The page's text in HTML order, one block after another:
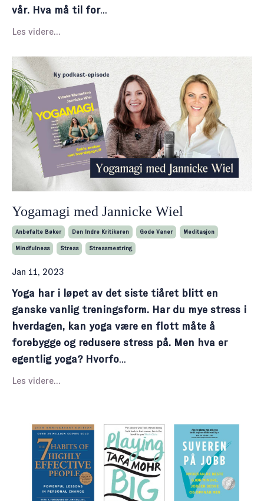
vår. Hva må til for...
Les videre...
Yogamagi med Jannicke Wiel
Anbefalte Bøker Den Indre Kritikeren Gode Vaner Meditasjon
Mindfulness Stress Stressmestring
Jan 11, 2023
Yoga har i løpet av det siste tiåret blitt en
ganske vanlig treningsform. Har du mye stress i
hverdagen, kan yoga være en flott måte å
forebygge og redusere stress på. Men hva er
egentlig yoga? Hvorfo...
Les videre...